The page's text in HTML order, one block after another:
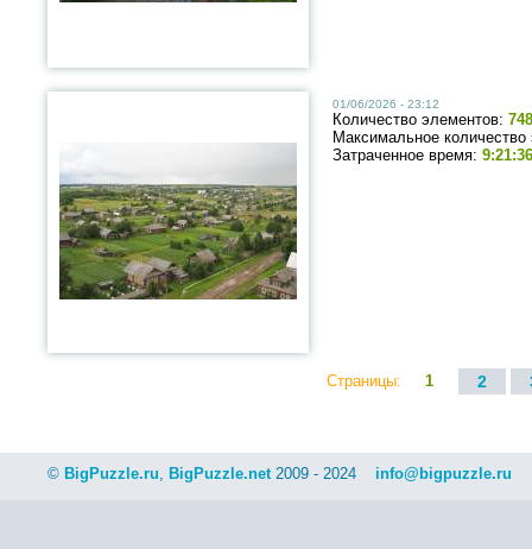
01/06/2026 - 23:12
Количество элементов: 748
Максимальное
Затраченное время: 9:21:36
Страницы: 1 2
© BigPuzzle.ru, BigPuzzle.net2009 - 2024 info@bigpuzzle.ru